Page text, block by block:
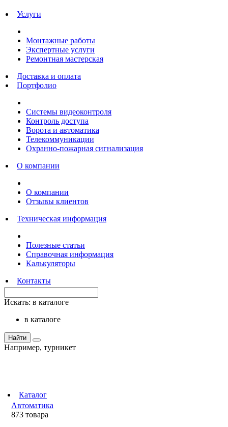
Услуги
Монтажные работы
Экспертные услуги
Ремонтная мастерская
Доставка и оплата
Портфолио
Системы видеоконтроля
Контроль доступа
Ворота и автоматика
Телекоммуникации
Охранно-пожарная сигнализация
О компании
О компании
Отзывы клиентов
Техническая информация
Полезные статьи
Справочная информация
Калькуляторы
Контакты
Искать: в каталоге
в каталоге
Найти
Например, турникет
Каталог
Автоматика
873 товара